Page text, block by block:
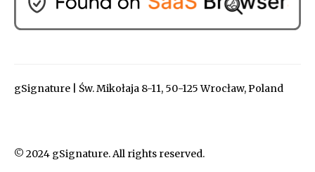
gSignature | Św. Mikołaja 8-11, 50-125 Wrocław, Poland
© 2024 gSignature. All rights reserved.